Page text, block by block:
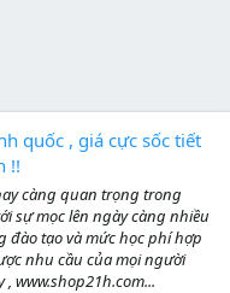
quốc , giá cực sốc tiết
!!
càng quan trọng trong
sự mọc lên ngày càng nhiều
tạo và mức học phí hợp
nhu cầu của mọi người
www.shop21h.com...